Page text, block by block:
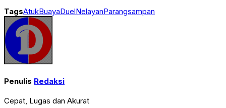
TagsAtukBuayaDuelNelayanParangsampan
Penulis Redaksi
Cepat, Lugas dan Akurat